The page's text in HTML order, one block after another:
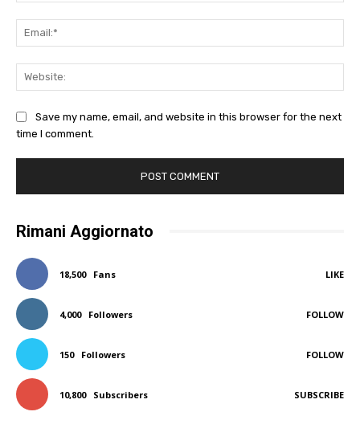
Save my name, email, and website in this browser for the next
time I comment.
Rimani Aggiornato
18,500 Fans LIKE
4,000 Followers FOLLOW
150 Followers FOLLOW
10,800 Subscribers SUBSCRIBE